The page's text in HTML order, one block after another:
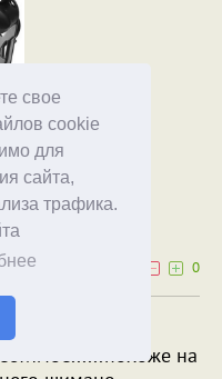
свое
cookie
для
сайта,
трафика.
0
безродное и
на